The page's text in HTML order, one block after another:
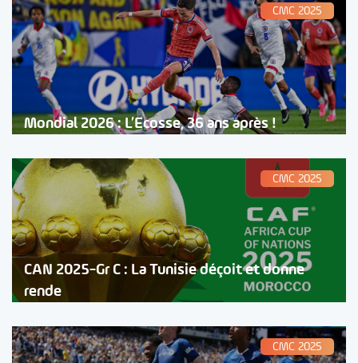
CMC 2025
Mondial 2026 : L’Ecosse, 36 ans après !
CMC 2025
CAN 2025-Gr C : La Tunisie déçoit et donne
rende
CMC 2025